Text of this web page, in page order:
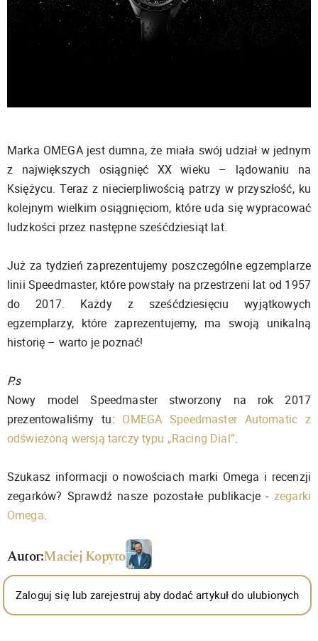
Marka OMEGA jest dumna, że miała swój udział w jednym
z największych osiągnięć XX wieku – lądowaniu na
Księżycu. Teraz z niecierpliwością patrzy w przyszłość, ku
kolejnym wielkim osiągnięciom, które uda się wypracować
ludzkości przez następne sześćdziesiąt lat.
Już za tydzień zaprezentujemy poszczególne egzemplarze
linii Speedmaster, które powstały na przestrzeni lat od 1957
do 2017. Każdy z sześćdziesięciu wyjątkowych
egzemplarzy, które zaprezentujemy, ma swoją unikalną
historię – warto je poznać!
P.s
Nowy model Speedmaster stworzony na rok 2017
prezentowaliśmy tu: OMEGA Speedmaster Automatic z
odświeżoną wersją tarczy typu „Racing Dial”.
Szukasz informacji o nowościach marki Omega i recenzji
zegarków? Sprawdź nasze pozostałe publikacje - zegarki
Omega.
Autor:Maciej Kopyto
Zaloguj się lub zarejestruj aby dodać artykuł do ulubionych